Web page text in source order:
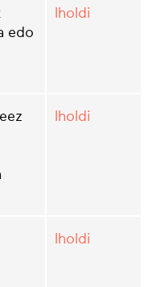
edo
Iholdi
Iholdi
Iholdi